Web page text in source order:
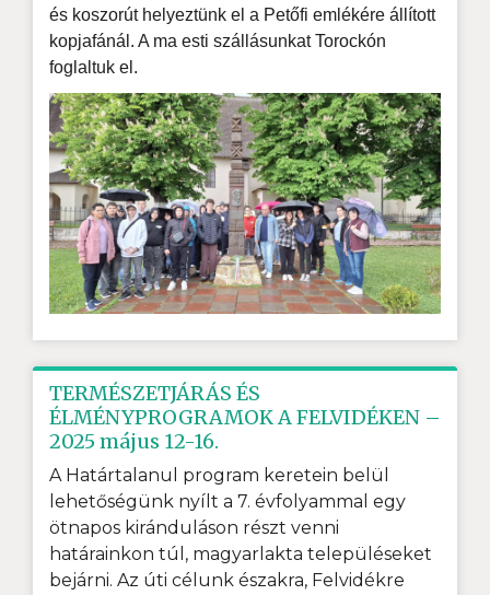
és koszorút helyeztünk el a Petőfi emlékére állított
kopjafánál. A ma esti szállásunkat Torockón
foglaltuk el.
TERMÉSZETJÁRÁS ÉS
ÉLMÉNYPROGRAMOK A FELVIDÉKEN –
2025 május 12-16.
A Határtalanul program keretein belül
lehetőségünk nyílt a 7. évfolyammal egy
ötnapos kiránduláson részt venni
határainkon túl, magyarlakta településeket
bejárni. Az úti célunk északra, Felvidékre